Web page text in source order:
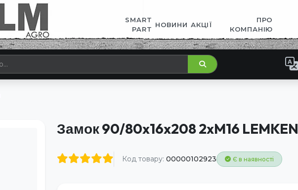
SMART
PART
НОВИНИ АКЦІЇ
ПРО
КОМПАНІЮ
Замок 90/80x16x208 2xM16 LEMKEN
Код товару: 00000102923 Є в наявності